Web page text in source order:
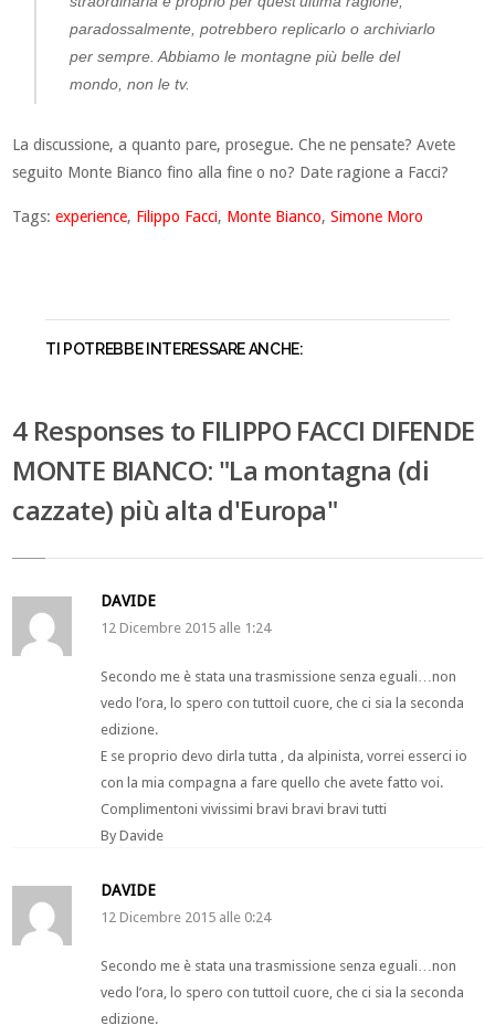
paradossalmente, potrebbero replicarlo o archiviarlo
per sempre. Abbiamo le montagne più belle del
mondo, non le tv.
La discussione, a quanto pare, prosegue. Che ne pensate? Avete
seguito Monte Bianco fino alla fine o no? Date ragione a Facci?
Tags:experience, Filippo Facci, Monte Bianco,Simone Moro
TI POTREBBE INTERESSARE ANCHE:
4 Responses to FILIPPO FACCI DIFENDE
MONTE BIANCO: "La montagna (di
cazzate) più alta d'Europa"
DAVIDE
12 Dicembre 2015 alle 1:24
Secondo me è stata una trasmissione senza eguali…non
vedo l’ora, lo spero con tuttoil cuore, che ci sia la seconda
edizione.
E se proprio devo dirla tutta , da alpinista, vorrei esserci io
con la mia compagna a fare quello che avete fatto voi.
Complimentoni vivissimi bravi bravi bravi tutti
By Davide
DAVIDE
12 Dicembre 2015 alle 0:24
Secondo me è stata una trasmissione senza eguali…non
vedo l’ora, lo spero con tuttoil cuore, che ci sia la seconda
edizione.